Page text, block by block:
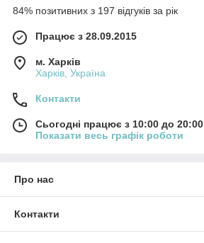
84% позитивних з 197 відгуків за рік
Працює з 28.09.2015
м. Харків
Харків, Україна
Контакти
Сьогодні працює з 10:00 до 20:00
Показати весь графік роботи
Про нас
Контакти